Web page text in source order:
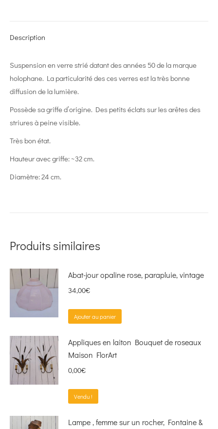
Description
Suspension en verre strié datant des années 50 de la marque
holophane. La particularité des ces verres est la très bonne
diffusion de la lumière.
Possède sa griffe d’origine. Des petits éclats sur les arêtes des
striures à peine visible.
Très bon état.
Hauteur avec griffe: ~32 cm.
Diamètre: 24 cm.
Produits similaires
Abat-jour opaline rose, parapluie, vintage
34,00€
Ajouter au panier
Appliques en laiton Bouquet de roseaux
Maison FlorArt
0,00€
Vendu !
Lampe , femme sur un rocher, Fontaine &